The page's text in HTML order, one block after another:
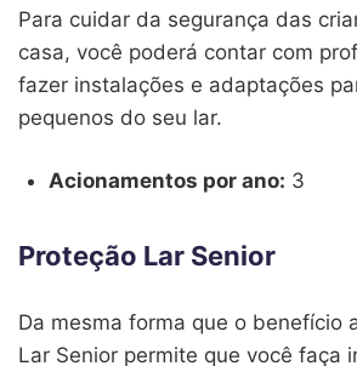
Para cuidar da segurança das
casa, você poderá contar com
fazer instalações e adaptações
pequenos do seu lar.
Acionamentos por ano: 3
Proteção Lar Senior
Da mesma forma que o benefício
Lar Senior permite que você faça